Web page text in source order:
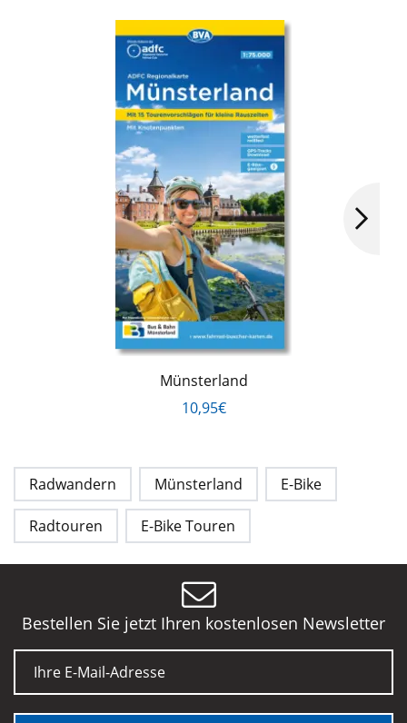
Münsterland
10,95€
Radwandern Münsterland E-Bike
Radtouren E-Bike Touren
Bestellen Sie jetzt Ihren kostenlosen Newsletter
E-Mail